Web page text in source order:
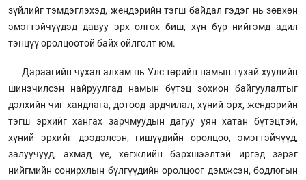
зүйлийг тэмдэглэхэд, жендэрийн тэгш байдал гэдэг нь зөвхөн
эмэгтэйчүүдэд давуу эрх олгох биш, хүн бүр нийгэмд адил
тэнцүү оролцоотой байх ойлголт юм.
Дараагийн чухал алхам нь Улс төрийн намын тухай хуулийн
шинэчилсэн найруулгад намын бүтэц зохион байгуулалтыг
дэлхийн чиг хандлага, дотоод ардчилал, хүний эрх, жендэрийн
тэгш эрхийг хангах зарчмуудын дагуу уян хатан бүтэцтэй,
хүний эрхийг дээдэлсэн, гишүүдийн оролцоо, эмэгтэйчүүд,
залуучууд, ахмад үе, хөгжлийн бэрхшээлтэй иргэд зэрэг
нийгмийн сонирхлын бүлгүүдийн оролцоог дэмжсэн, бодлогын